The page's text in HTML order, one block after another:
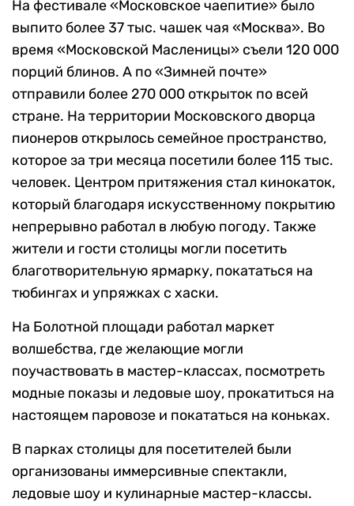
На фестивале «Московское чаепитие» было
выпито более 37 тыс. чашек чая «Москва». Во
время «Московской Масленицы» съели 120 000
порций блинов. А по «Зимней почте»
отправили более 270 000 открыток по всей
стране. На территории Московского дворца
пионеров открылось семейное пространство,
которое за три месяца посетили более 115 тыс.
человек. Центром притяжения стал кинокаток,
который благодаря искусственному покрытию
непрерывно работал в любую погоду. Также
жители и гости столицы могли посетить
благотворительную ярмарку, покататься на
тюбингах и упряжках с хаски.
На Болотной площади работал маркет
волшебства, где желающие могли
поучаствовать в мастер-классах, посмотреть
модные показы и ледовые шоу, прокатиться на
настоящем паровозе и покататься на коньках.
В парках столицы для посетителей были
организованы иммерсивные спектакли,
ледовые шоу и кулинарные мастер-классы.